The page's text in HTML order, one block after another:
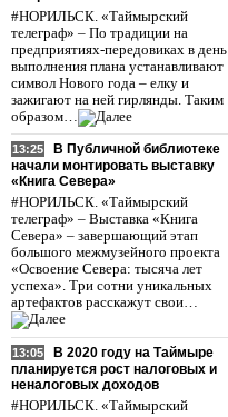
#НОРИЛЬСК. «Таймырский
телеграф» – По традиции на
предприятиях-передовиках в день
выполнения плана устанавливают
символ Нового года – елку и
зажигают на ней гирлянды. Таким
образом…
13:25
В Публичной библиотеке
начали монтировать выставку
«Книга Севера»
#НОРИЛЬСК. «Таймырский
телеграф» – Выставка «Книга
Севера» – завершающий этап
большого межмузейного проекта
«Освоение Севера: тысяча лет
успеха». Три сотни уникальных
артефактов расскажут свои…
13:05
В 2020 году на Таймыре
планируется рост налоговых и
неналоговых доходов
#НОРИЛЬСК. «Таймырский